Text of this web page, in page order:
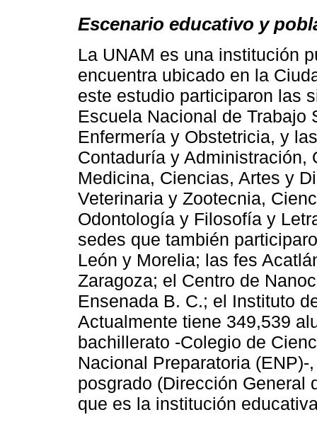
Escenario educativo y
La UNAM es una institución
encuentra ubicado en la
este estudio participaron las
Escuela Nacional de
Enfermería y Obstetricia, y
Contaduría y
Medicina, Ciencias, Artes y
Veterinaria y Zootecnia,
Odontología y Filosofía y
sedes que también
León y Morelia; las fes
Zaragoza; el Centro de
Ensenada B. C.; el Instituto
Actualmente tiene 349,539
bachillerato -Colegio de
Nacional Preparatoria
posgrado (Dirección General
que es la institución